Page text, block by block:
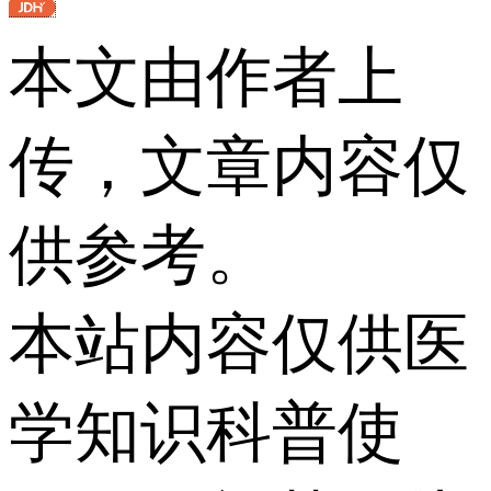
本文由作者上
传，文章内容仅
供参考。
本站内容仅供医
学知识科普使